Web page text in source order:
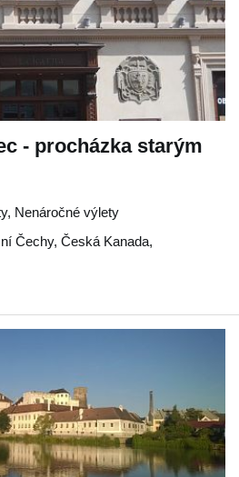
- procházka starým
Nenáročné výlety
Čechy, Česká Kanada,